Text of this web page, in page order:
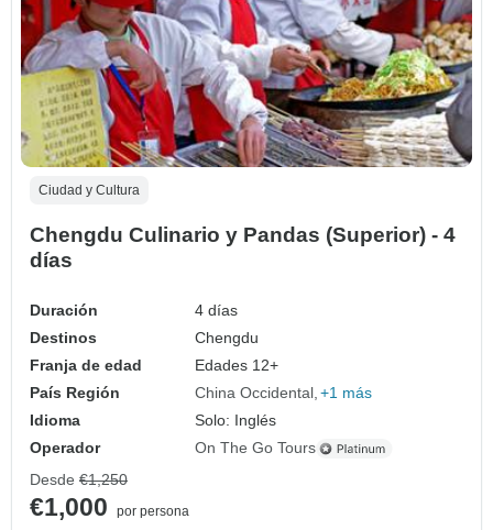
Ciudad y Cultura
Chengdu Culinario y Pandas (Superior) - 4
días
Duración
4 días
Destinos
Chengdu
Franja de edad
Edades 12+
País Región
China Occidental +1 más
Idioma
Solo: Inglés
Operador
On The Go Tours
Desde €1,250
€1,000
por persona